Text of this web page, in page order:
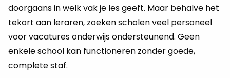
doorgaans in welk vak je les geeft. Maar behalve het
tekort aan leraren, zoeken scholen veel personeel
voor vacatures onderwijs ondersteunend. Geen
enkele school kan functioneren zonder goede,
complete staf.